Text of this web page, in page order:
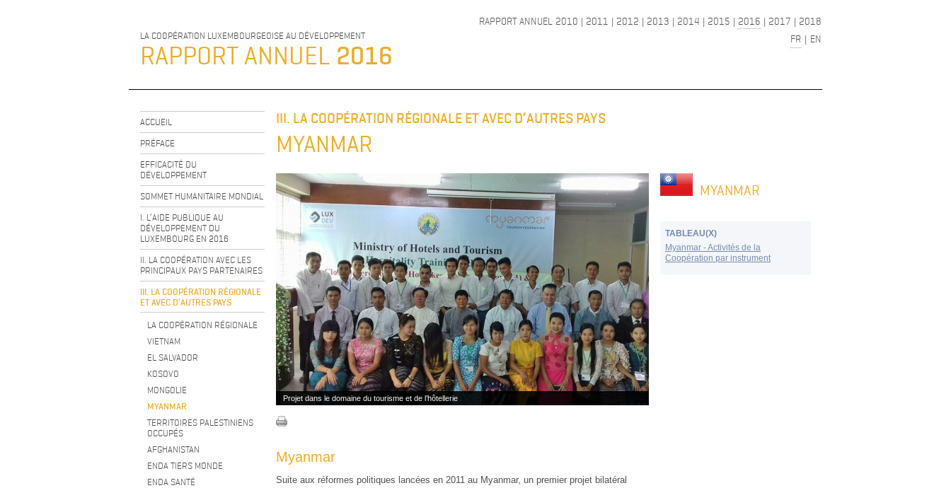
LA COOPÉRATION LUXEMBOURGEOISE AU DÉVELOPPEMENT
RAPPORT ANNUEL 2016
RAPPORT ANNUEL 2010 | 2011 | 2012 | 2013 | 2014 | 2015 | 2016 | 2017 | 2018
FR | EN
ACCUEIL
PRÉFACE
EFFICACITÉ DU
DÉVELOPPEMENT
SOMMET HUMANITAIRE MONDIAL
I. L’AIDE PUBLIQUE AU
DÉVELOPPEMENT DU
LUXEMBOURG EN 2016
II. LA COOPÉRATION AVEC LES
PRINCIPAUX PAYS PARTENAIRES
III. LA COOPÉRATION RÉGIONALE
ET AVEC D’AUTRES PAYS
LA COOPÉRATION RÉGIONALE
VIETNAM
EL SALVADOR
KOSOVO
MONGOLIE
MYANMAR
TERRITOIRES PALESTINIENS
OCCUPÉS
AFGHANISTAN
ENDA TIERS MONDE
ENDA SANTÉ
III. LA COOPÉRATION RÉGIONALE ET AVEC D’AUTRES PAYS
MYANMAR
Projet dans le domaine du tourisme et de l’hôtellerie
Myanmar
Suite aux réformes politiques lancées en 2011 au Myanmar, un premier projet bilatéral
MYANMAR
TABLEAU(X)
Myanmar - Activités de la
Coopération par instrument